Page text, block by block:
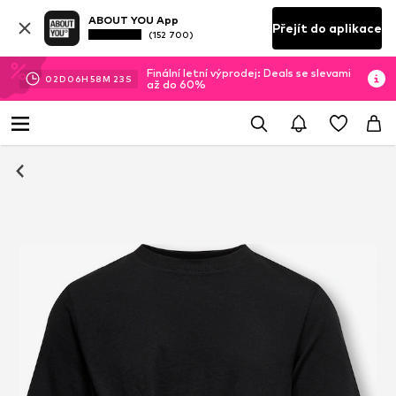
ABOUT YOU App
(152 700) Přejít do aplikace
02D 06H 58M 22 S
Finální letní výprodej: Deals se slevami
až do 60%